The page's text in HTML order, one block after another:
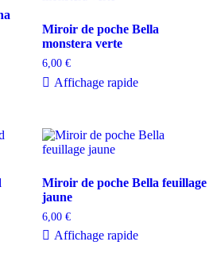
Miroir de poche Bella
monstera verte
6,00 €
Affichage rapide
Miroir de poche Bella feuillage
jaune
6,00 €
Affichage rapide